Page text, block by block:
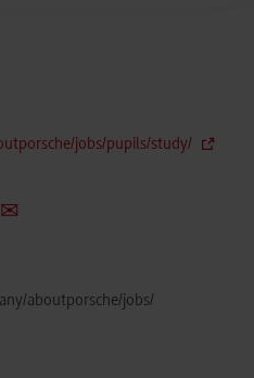
jobs/pupils/study/
aboutporsche/jobs/